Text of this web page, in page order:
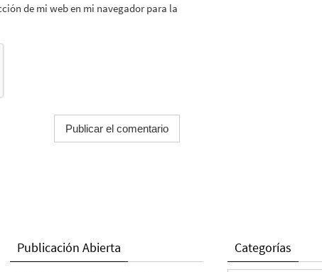
de mi web en mi navegador para la
Publicación Abierta
Categorías